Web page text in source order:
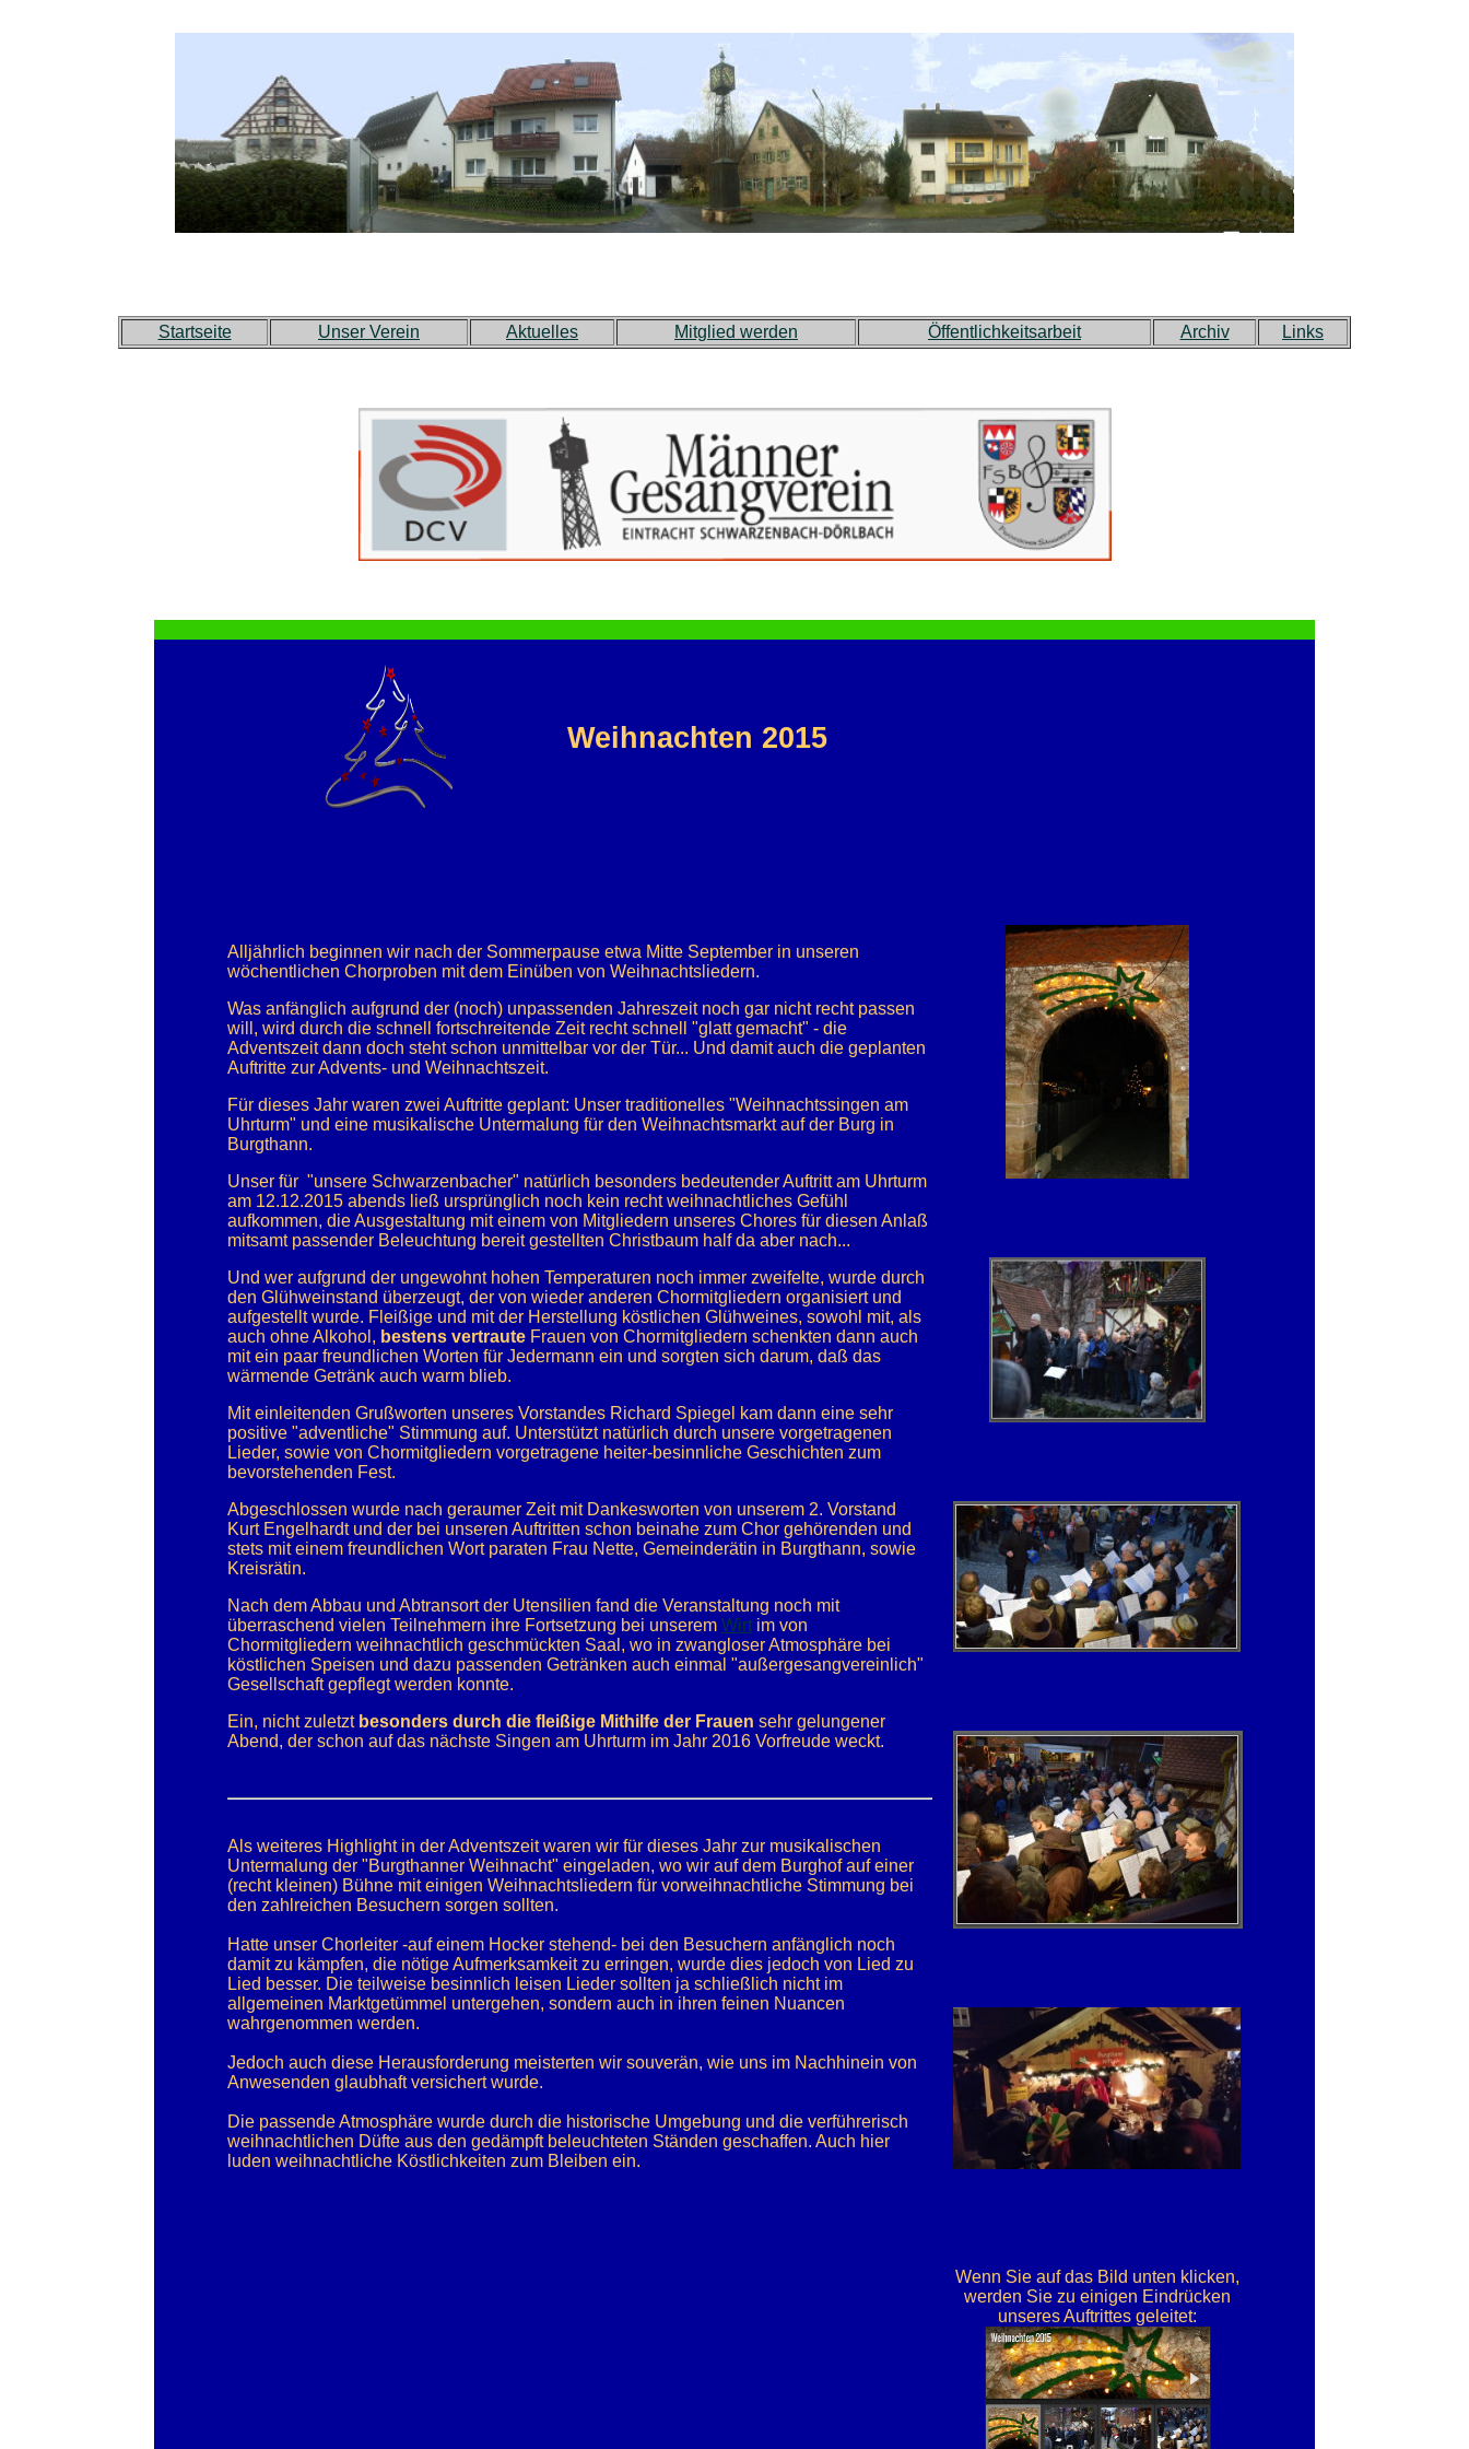
Startseite Unser Verein Aktuelles Mitglied werden Öffentlichkeitsarbeit Archiv Links
Weihnachten 2015
Alljährlich beginnen wir nach der Sommerpause etwa Mitte September in unseren
wöchentlichen Chorproben mit dem Einüben von Weihnachtsliedern.
Was anfänglich aufgrund der (noch) unpassenden Jahreszeit noch gar nicht recht passen
will, wird durch die schnell fortschreitende Zeit recht schnell "glatt gemacht" - die
Adventszeit dann doch steht schon unmittelbar vor der Tür... Und damit auch die geplanten
Auftritte zur Advents- und Weihnachtszeit.
Für dieses Jahr waren zwei Auftritte geplant: Unser traditionelles "Weihnachtssingen am
Uhrturm" und eine musikalische Untermalung für den Weihnachtsmarkt auf der Burg in
Burgthann.
Unser für "unsere Schwarzenbacher" natürlich besonders bedeutender Auftritt am Uhrturm
am 12.12.2015 abends ließ ursprünglich noch kein recht weihnachtliches Gefühl
aufkommen, die Ausgestaltung mit einem von Mitgliedern unseres Chores für diesen Anlaß
mitsamt passender Beleuchtung bereit gestellten Christbaum half da aber nach...
Und wer aufgrund der ungewohnt hohen Temperaturen noch immer zweifelte, wurde durch
den Glühweinstand überzeugt, der von wieder anderen Chormitgliedern organisiert und
aufgestellt wurde. Fleißige und mit der Herstellung köstlichen Glühweines, sowohl mit, als
auch ohne Alkohol, bestens vertrauteFrauen von Chormitgliedern schenkten dann auch
mit ein paar freundlichen Worten für Jedermann ein und sorgten sich darum, daß das
wärmende Getränk auch warm blieb.
Mit einleitenden Grußworten unseres Vorstandes Richard Spiegel kam dann eine sehr
positive "adventliche" Stimmung auf. Unterstützt natürlich durch unsere vorgetragenen
Lieder, sowie von Chormitgliedern vorgetragene heiter-besinnliche Geschichten zum
bevorstehenden Fest.
Abgeschlossen wurde nach geraumer Zeit mit Dankesworten von unserem 2. Vorstand
Kurt Engelhardt und der bei unseren Auftritten schon beinahe zum Chor gehörenden und
stets mit einem freundlichen Wort paraten Frau Nette, Gemeinderätin in Burgthann, sowie
Kreisrätin.
Nach dem Abbau und Abtransort der Utensilien fand die Veranstaltung noch mit
überraschend vielen Teilnehmern ihre Fortsetzung bei unserem Wirtim von
Chormitgliedern weihnachtlich geschmückten Saal, wo in zwangloser Atmosphäre bei
köstlichen Speisen und dazu passenden Getränken auch einmal "außergesangvereinlich"
Gesellschaft gepflegt werden konnte.
Ein, nicht zuletzt besonders durch die fleißige Mithilfe der Frauen sehr gelungener
Abend, der schon auf das nächste Singen am Uhrturm im Jahr 2016 Vorfreude weckt.
Als weiteres Highlight in der Adventszeit waren wir für dieses Jahr zur musikalischen
Untermalung der "Burgthanner Weihnacht" eingeladen, wo wir auf dem Burghof auf einer
(recht kleinen) Bühne mit einigen Weihnachtsliedern für vorweihnachtliche Stimmung bei
den zahlreichen Besuchern sorgen sollten.
Hatte unser Chorleiter -auf einem Hocker stehend- bei den Besuchern anfänglich noch
damit zu kämpfen, die nötige Aufmerksamkeit zu erringen, wurde dies jedoch von Lied zu
Lied besser. Die teilweise besinnlich leisen Lieder sollten ja schließlich nicht im
allgemeinen Marktgetümmel untergehen, sondern auch in ihren feinen Nuancen
wahrgenommen werden.
Jedoch auch diese Herausforderung meisterten wir souverän, wie uns im Nachhinein von
Anwesenden glaubhaft versichert wurde.
Die passende Atmosphäre wurde durch die historische Umgebung und die verführerisch
weihnachtlichen Düfte aus den gedämpft beleuchteten Ständen geschaffen. Auch hier
luden weihnachtliche Köstlichkeiten zum Bleiben ein.
Wenn Sie auf das Bild unten klicken,
werden Sie zu einigen Eindrücken
unseres Auftrittes geleitet: